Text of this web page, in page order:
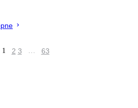
1 2 3 … 63